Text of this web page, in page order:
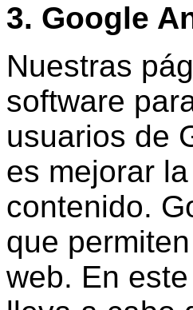
3. Google
Nuestras
software
usuarios de
es mejorar
contenido.
que
web. En